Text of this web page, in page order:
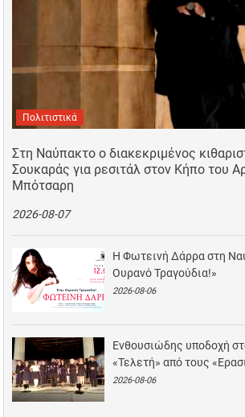
Πολιτιστικά
Στη Ναύπακτο ο διακεκριμένος
Σουκαράς για ρεσιτάλ στον Κήπο του
Μπότσαρη
2026-08-07
Η Φωτεινή Δάρρα στη
Ουρανό Τραγούδια!»
2026-08-06
Ενθουσιώδης υποδοχή
«Τελετή» από τους
2026-08-06